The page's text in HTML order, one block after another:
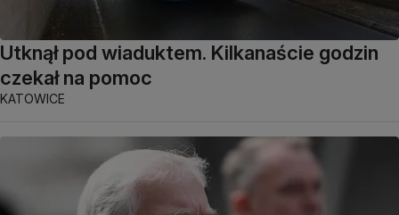
Utknął pod wiaduktem. Kilkanaście godzin
czekał na pomoc
KATOWICE